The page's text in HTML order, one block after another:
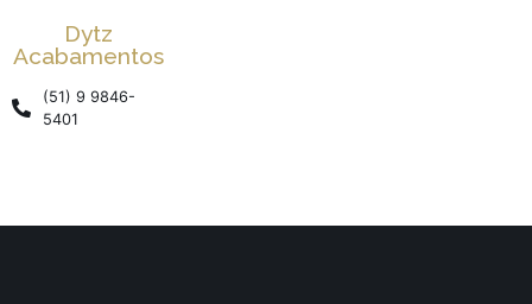
Dytz
Acabamentos
(51) 9 9846-
5401